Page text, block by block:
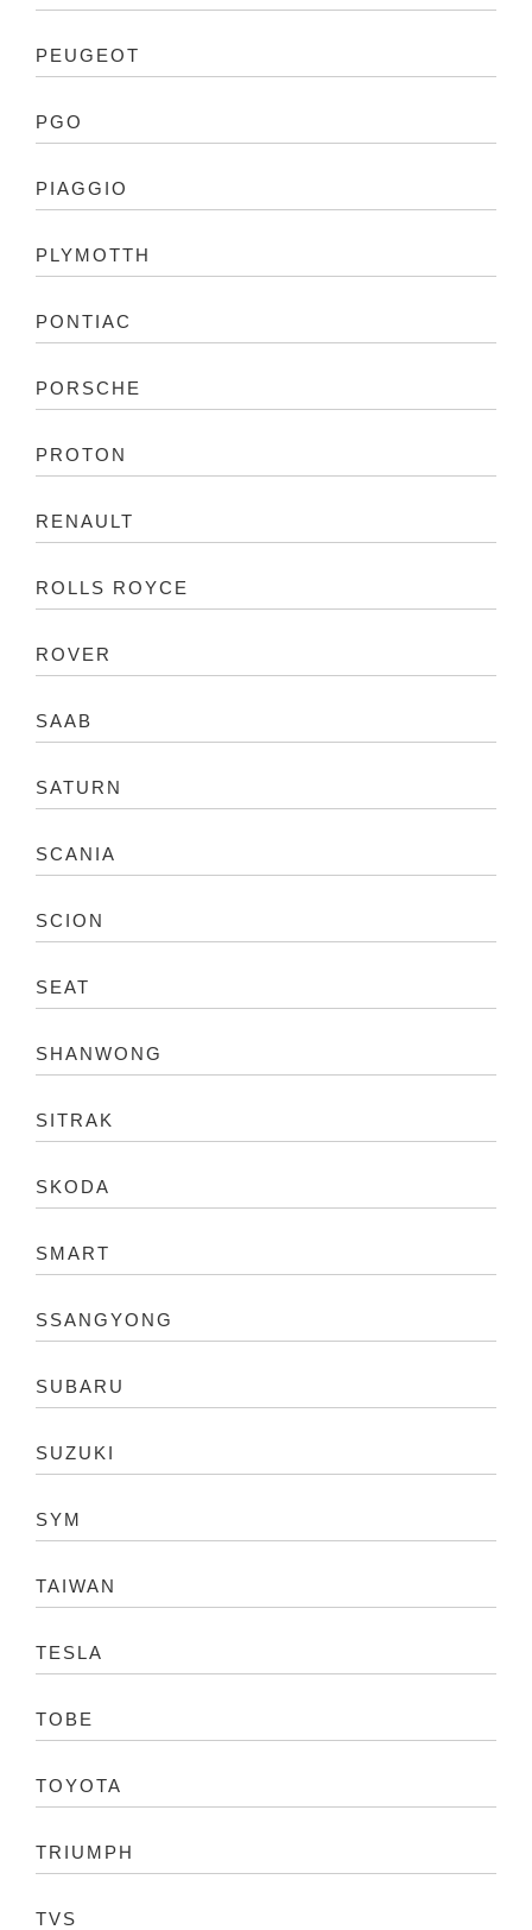
PEUGEOT
PGO
PIAGGIO
PLYMOTTH
PONTIAC
PORSCHE
PROTON
RENAULT
ROLLS ROYCE
ROVER
SAAB
SATURN
SCANIA
SCION
SEAT
SHANWONG
SITRAK
SKODA
SMART
SSANGYONG
SUBARU
SUZUKI
SYM
TAIWAN
TESLA
TOBE
TOYOTA
TRIUMPH
TVS